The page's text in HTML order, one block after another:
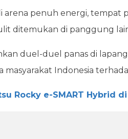
arena penuh energi, tempat
ditemukan di panggung
duel-duel panas di
Indonesia
Rocky e-SMART Hybrid di